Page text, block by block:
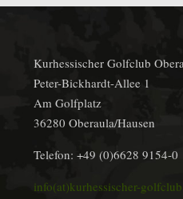
Kurhessischer Golfclub
Peter-Bickhardt-Allee 1
Am Golfplatz
36280 Oberaula/Hausen
Telefon: +49 (0)6628 9154-0
info(at)kurhessischer-